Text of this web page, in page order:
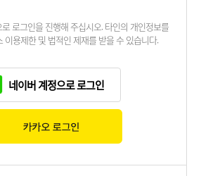
로그인을 진행해 주십시오. 타인의 개인정보를
이용제한 및 법적인 제재를 받을 수 있습니다.
네이버 계정으로 로그인